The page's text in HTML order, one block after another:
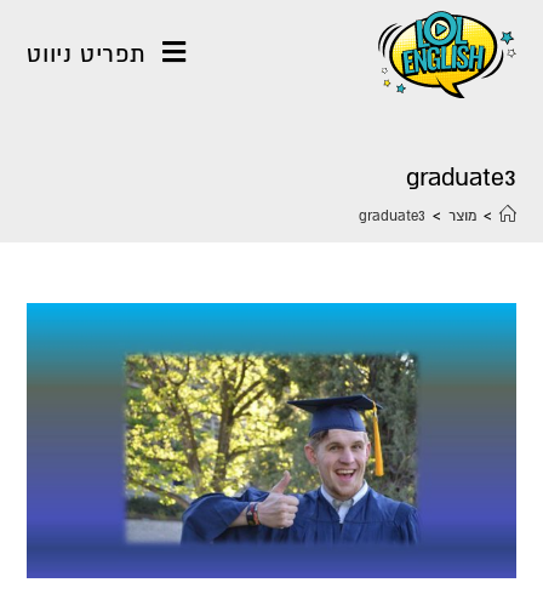
תפריט ניווט
graduate3
> מוצר >
graduate3